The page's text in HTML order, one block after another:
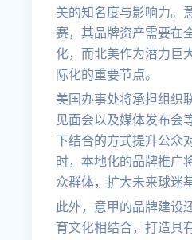
美的知名度与影响力。
赛，其品牌资产需要在
化，而北美作为潜力巨
际化的重要节点。
美国办事处将承担组织
见面会以及媒体发布会
下结合的方式提升公众
时，本地化的品牌推广
众群体，扩大未来球迷
此外，意甲的品牌建设
育文化相结合，打造具